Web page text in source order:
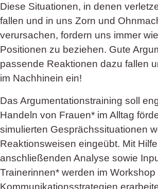
Diese Situationen, in denen
fallen und in uns Zorn und
verursachen, fordern uns immer
Positionen zu beziehen. Gute
passende Reaktionen dazu fallen
im Nachhinein ein!
Das Argumentationstraining soll
Handeln von Frauen* im Alltag
simulierten Gesprächssituationen
Reaktionsweisen eingeübt. Mit
anschließenden Analyse sowie
Trainerinnen* werden im Workshop
Kommunikationsstrategien